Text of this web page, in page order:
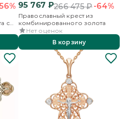
с
95 767₽266 475₽-64%
Православный крест из
комбинированного золота
Нет оценок
В корзину